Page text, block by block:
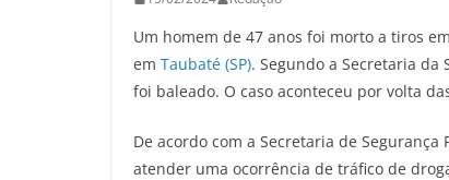
Um homem de 47 anos foi morto a tiros
em Taubaté (SP). Segundo a Secretaria
foi baleado. O caso aconteceu por volta
De acordo com a Secretaria de
atender uma ocorrência de tráfico de